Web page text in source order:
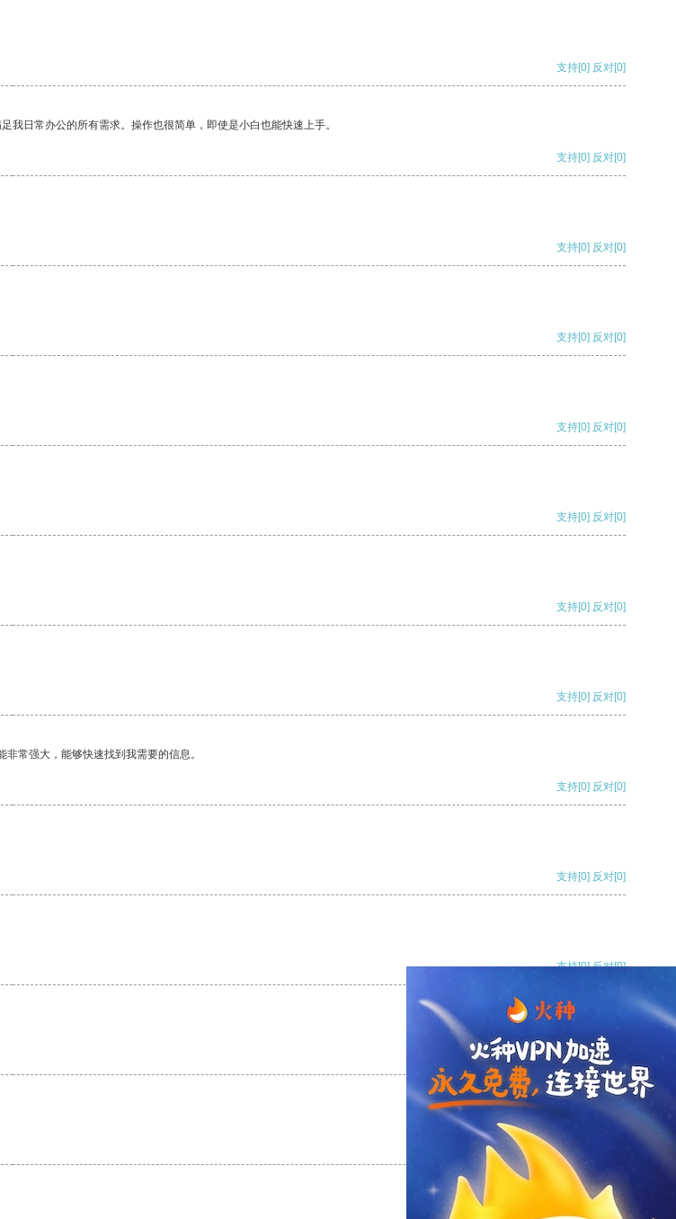
支持[0] 反对[0]
日常办公的所有需求。操作也很简单，即使是小白也能快速上手。
支持[0] 反对[0]
支持[0] 反对[0]
支持[0] 反对[0]
支持[0] 反对[0]
支持[0] 反对[0]
支持[0] 反对[0]
支持[0] 反对[0]
常强大，能够快速找到我需要的信息。
支持[0] 反对[0]
支持[0] 反对[0]
支持[0] 反对[0]
支持[0] 反对
支持